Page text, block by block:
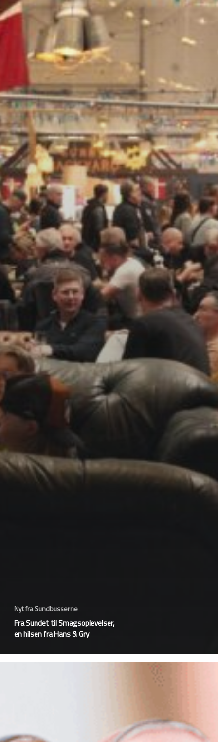
Nyt fra Sundbusserne
Fra Sundet til Smagsoplevelser,
en hilsen fra Hans & Gry